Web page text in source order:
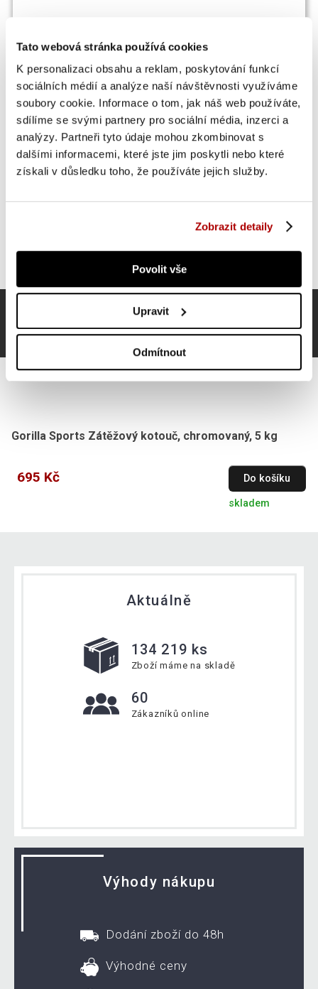
Tato webová stránka používá cookies
K personalizaci obsahu a reklam, poskytování funkcí
sociálních médií a analýze naší návštěvnosti využíváme
soubory cookie. Informace o tom, jak náš web používáte,
sdílíme se svými partnery pro sociální média, inzerci a
analýzy. Partneři tyto údaje mohou zkombinovat s
dalšími informacemi, které jste jim poskytli nebo které
získali v důsledku toho, že používáte jejich služby.
Zobrazit detaily
Povolit vše
Upravit
Odmítnout
OSTATNÍ SI TAKÉ PROHLÍŽEJÍ
Gorilla Sports Zátěžový kotouč, chromovaný, 5 kg
695 Kč Do košíku
skladem
Aktuálně
134 219 ks
Zboží máme na skladě
60
Zákazníků online
Výhody nákupu
Dodání zboží do 48h
Výhodné ceny